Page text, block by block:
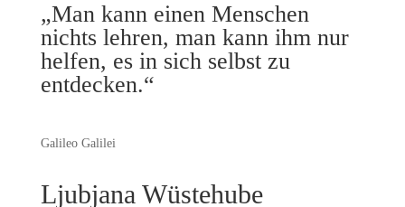
„Man kann einen Menschen
nichts lehren, man kann ihm nur
helfen, es in sich selbst zu
entdecken.“
Galileo Galilei
Ljubjana Wüstehube